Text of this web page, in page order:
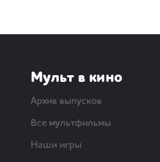
Мульт в кино
Архив выпусков
Все мультфильмы
Наши игры